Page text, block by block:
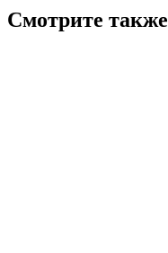
Смотрите также